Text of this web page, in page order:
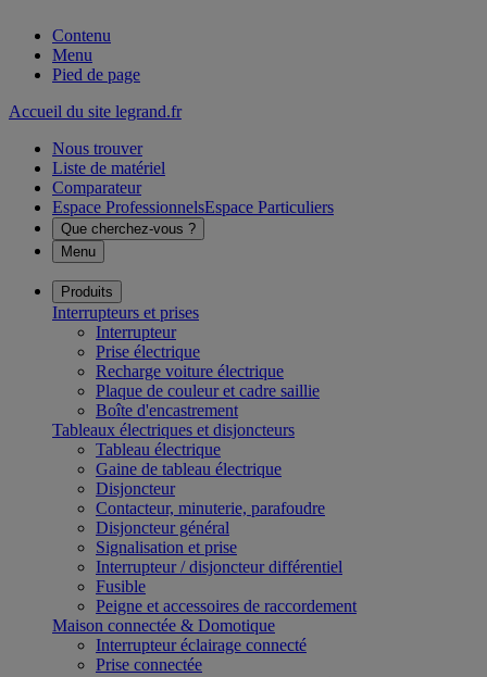
Contenu
Menu
Pied de page
Accueil du site legrand.fr
Nous trouver
Liste de matériel
Comparateur
Espace ProfessionnelsEspace Particuliers
Que cherchez-vous ?
Menu
Produits
Interrupteurs et prises
Interrupteur
Prise électrique
Recharge voiture électrique
Plaque de couleur et cadre saillie
Boîte d'encastrement
Tableaux électriques et disjoncteurs
Tableau électrique
Gaine de tableau électrique
Disjoncteur
Contacteur, minuterie, parafoudre
Disjoncteur général
Signalisation et prise
Interrupteur / disjoncteur différentiel
Fusible
Peigne et accessoires de raccordement
Maison connectée & Domotique
Interrupteur éclairage connecté
Prise connectée